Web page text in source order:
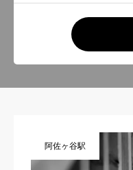
阿佐ヶ谷駅